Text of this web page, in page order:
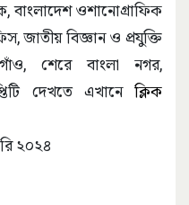
বাংলাদেশ ওশানোগ্রাফিক
জাতীয় বিজ্ঞান ও প্রযুক্তি
শেরে বাংলা নগর,
দেখতে এখানে ক্লিক
২০২৪